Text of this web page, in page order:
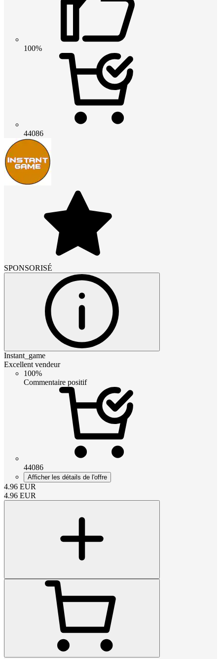
100%
44086
SPONSORISÉ
Instant_game
Excellent vendeur
100%
Commentaire positif
44086
Afficher les détails de l'offre
4.96 EUR
4.96 EUR